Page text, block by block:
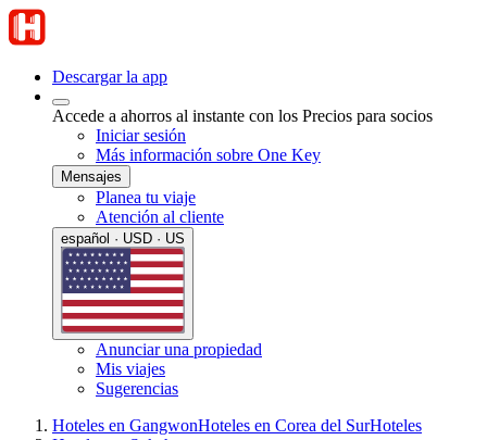
Descargar la app
Accede a ahorros al instante con los Precios para socios
Iniciar sesión
Más información sobre One Key
Mensajes
Planea tu viaje
Atención al cliente
español · USD · US
Anunciar una propiedad
Mis viajes
Sugerencias
Hoteles en GangwonHoteles en Corea del SurHoteles